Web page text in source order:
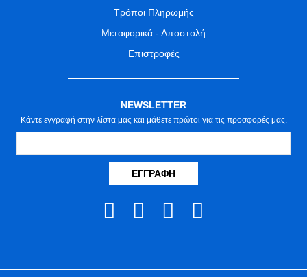
Τρόποι Πληρωμής
Μεταφορικά - Αποστολή
Επιστροφές
NEWSLETTER
Κάντε εγγραφή στην λίστα μας και μάθετε πρώτοι για τις προσφορές μας.
ΕΓΓΡΑΦΉ